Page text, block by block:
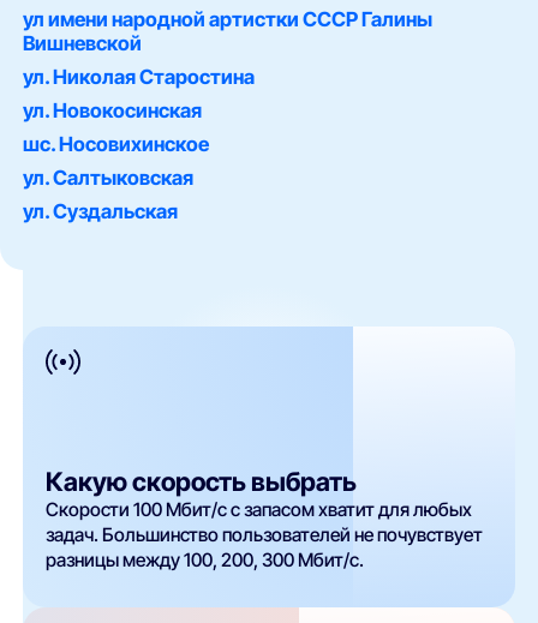
ул имени народной артистки СССР Галины
Вишневской
ул. Николая Старостина
ул. Новокосинская
шс. Носовихинское
ул. Салтыковская
ул. Суздальская
Какую скорость выбрать
Скорости 100 Мбит/с с запасом хватит для любых
задач. Большинство пользователей не почувствует
разницы между 100, 200, 300 Мбит/с.